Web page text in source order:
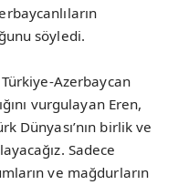
söyledi.
Azerbaycan
vurgulayan Eren,
Dünyası’nın birlik ve
Sadece
ve mağdurların